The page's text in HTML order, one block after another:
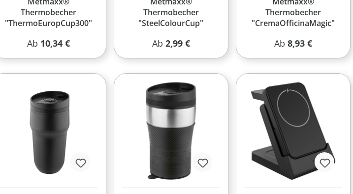
Thermobecher
"ThermoEuropCup300"
Regulärer Preis:
Ab 10,34 €
Thermobecher
"SteelColourCup"
Regulärer Preis:
Ab 2,99 €
Thermobecher
"CremaOfficinaMagic"
Regulärer Preis:
Ab 8,93 €